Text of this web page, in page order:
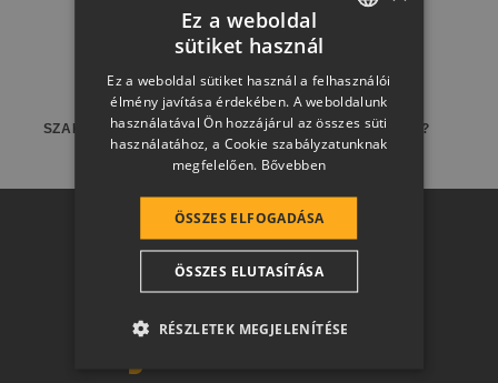
SZAKEMBERT KERES? HOL KAPHATÓ?
Otthon a
jövőben
HUNGARIAN
SLOVAK
GERMAN
ROMANIAN
CROATIAN
SR
RO-HU
Ez a weboldal
sütiket használ
Ez a weboldal sütiket használ a felhasználói
élmény javítása érdekében. A weboldalunk
használatával Ön hozzájárul az összes süti
használatához, a Cookie szabályzatunknak
megfelelően. Bővebben
ÖSSZES ELFOGADÁSA
ÖSSZES ELUTASÍTÁSA
RÉSZLETEK MEGJELENÍTÉSE